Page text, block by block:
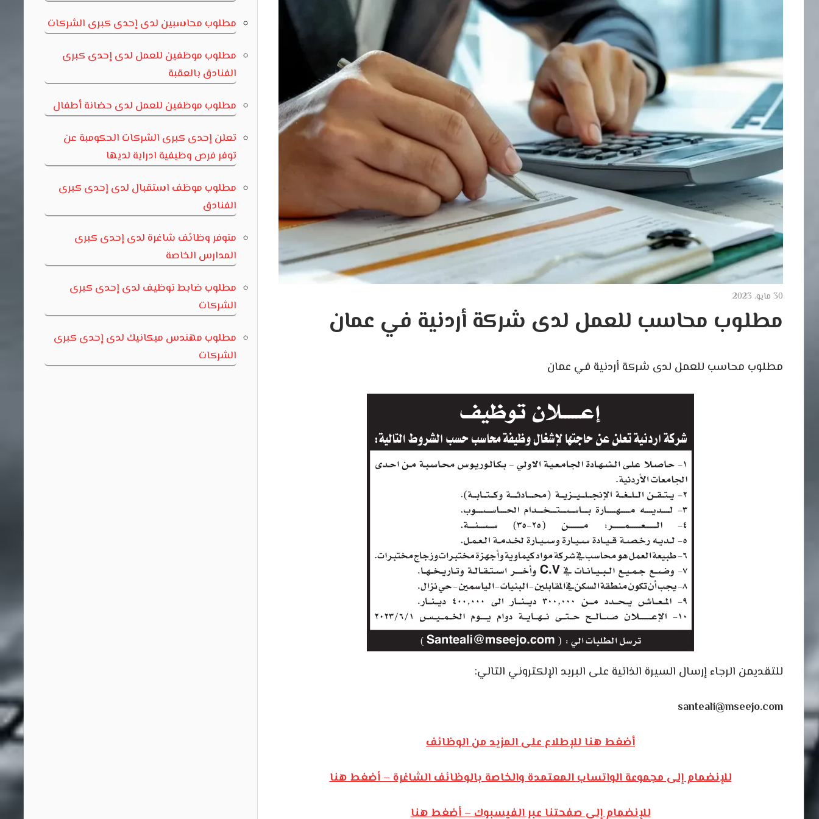
30 مايو، 2023
مطلوب محاسب للعمل لدى شركة أردنية في عمان
مطلوب محاسب للعمل لدى شركة أردنية في عمان
للتقديمن الرجاء إرسال السيرة الذاتية على البريد الإلكتروني التالي:
santeali@mseejo.com
أضغط هنا للإطلاع على المزيد من الوظائف
للإنضمام إلى مجموعة الواتساب المعتمدة والخاصة بالوظائف الشاغرة – أضغط هنا
للإنضمام إلى صفحتنا عبر الفيسبوك – أضغط هنا
مطلوب محاسبين لدى إحدى كبرى الشركات
مطلوب موظفين للعمل لدى إحدى كبرى
الفنادق بالعقبة
مطلوب موظفين للعمل لدى حضانة أطفال
تعلن إحدى كبرى الشركات الحكومبة عن
توفر فرص وظيفية ادراية لديها
مطلوب موظف استقبال لدى إحدى كبرى
الفنادق
متوفر وظائف شاغرة لدى إحدى كبرى
المدارس الخاصة
مطلوب ضابط توظيف لدى إحدى كبرى
الشركات
مطلوب مهندس ميكانيك لدى إحدى كبرى
الشركات